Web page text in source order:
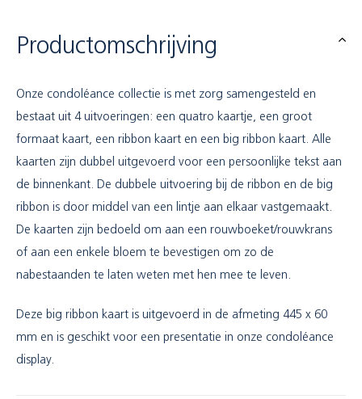
Productomschrijving
Onze condoléance collectie is met zorg samengesteld en
bestaat uit 4 uitvoeringen: een quatro kaartje, een groot
formaat kaart, een ribbon kaart en een big ribbon kaart. Alle
kaarten zijn dubbel uitgevoerd voor een persoonlijke tekst aan
de binnenkant. De dubbele uitvoering bij de ribbon en de big
ribbon is door middel van een lintje aan elkaar vastgemaakt.
De kaarten zijn bedoeld om aan een rouwboeket/rouwkrans
of aan een enkele bloem te bevestigen om zo de
nabestaanden te laten weten met hen mee te leven.
Deze big ribbon kaart is uitgevoerd in de afmeting 445 x 60
mm en is geschikt voor een presentatie in onze condoléance
display.